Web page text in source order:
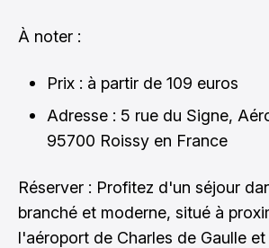
À noter :
Prix : à partir de 109 euros
Adresse : 5 rue du Signe,
95700 Roissy en France
Réserver : Profitez d'un séjour
branché et moderne, situé à
l'aéroport de Charles de Gaulle